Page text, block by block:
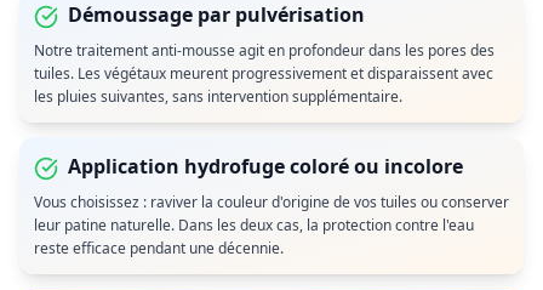
Démoussage par pulvérisation
Notre traitement anti-mousse agit en profondeur dans les pores des
tuiles. Les végétaux meurent progressivement et disparaissent avec
les pluies suivantes, sans intervention supplémentaire.
Application hydrofuge coloré ou incolore
Vous choisissez : raviver la couleur d'origine de vos tuiles ou conserver
leur patine naturelle. Dans les deux cas, la protection contre l'eau
reste efficace pendant une décennie.